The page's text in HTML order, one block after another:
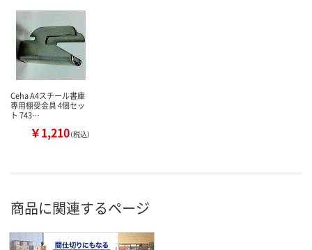
Ceha A4スチール書庫
専用棚受金具 4個セッ
ト 743…
￥1,210（税込）
商品に関連するページ